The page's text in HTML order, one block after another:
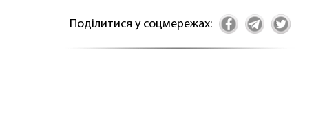
Поділитися у соцмережах: